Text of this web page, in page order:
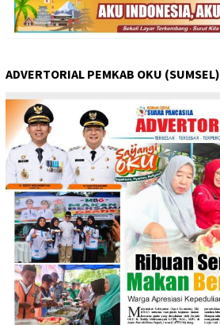
ADVERTORIAL PEMKAB OKU (SUMSEL)